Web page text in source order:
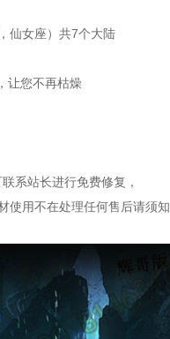
仙女座）共7个大陆
让您不再枯燥
系站长进行免费修复，
使用不在处理任何售后请须知